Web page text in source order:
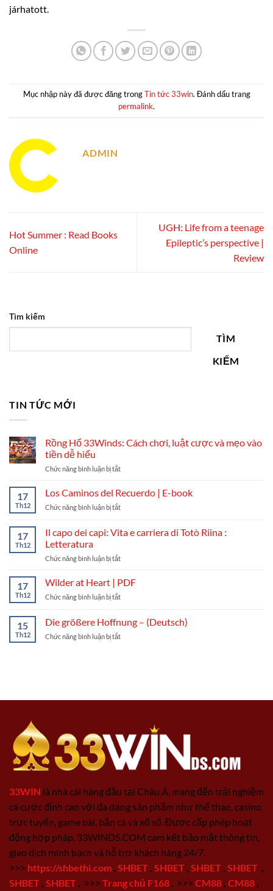
járhatott.
Mục nhập này đã được đăng trongTin tức 33win. Đánh dấu trang
permalink.
ADMIN
Hot Summer : Read Books
Online
UGH: Life from a teenage
Epileptic’s perspective |
Review
Tìm kiếm
TÌM
KIẾM
TIN TỨC MỚI
Rồng Hổ 33Winds: Cách chơi, luật cược và mẹo vào
tiền dễ hiểu
Chức năng bình luận bị tắtở
Hổ
33Winds:
Cách
luật
mẹo
tiền
17
Th12
Los Caminos del Recuerdo | E-book
Chức năng bình luận bị tắtở
del
|
book
17
Th12
Il capo dei capi: Vita e carriera di Totò Riina :
Letteratura
Chức năng bình luận bị tắtở
capo
dei
capi:
e
carriera
di
17
Th12
Wilder at Heart | PDF
Chức năng bình luận bị tắtở
Heart
|
15
Th12
Die größere Hoffnung – (Deutsch)
Chức năng bình luận bị tắtở
33WIN là nhà cái hàng đầu tại Châu Á, mang đến trải nghiệm
cá cược đỉnh cao với đa dạng sản phẩm như thể thao, casino
trực tuyến, game bài, bắn cá và xổ số. Được cấp phép hoạt
động hợp pháp, 33WINDS.COM cam kết bảo mật thông tin,
giao dịch minh bạch và hỗ trợ khách hàng 24/7.
>>> https://shbethi.com SHBET SHBET SHBET SHBET
SHBET SHBET >>> Trang chủ F168 >>> CM88 CM88